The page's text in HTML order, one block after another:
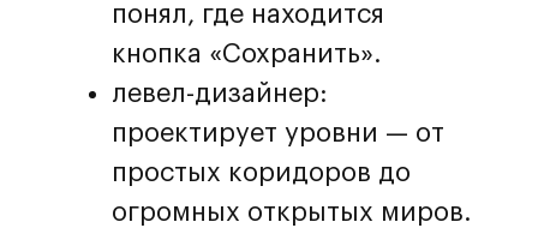
понял, где находится
кнопка «Сохранить».
левел-дизайнер:
проектирует уровни — от
простых коридоров до
огромных открытых миров.